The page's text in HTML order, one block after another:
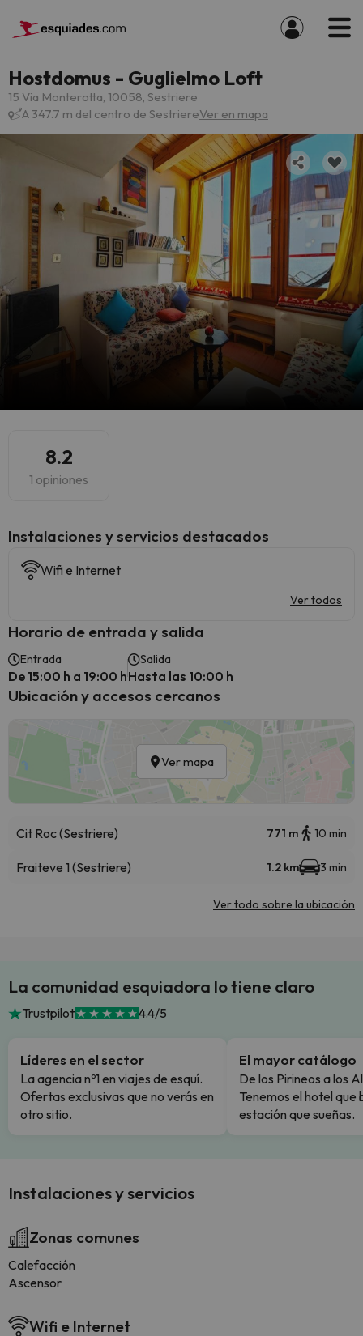
Hostdomus - Guglielmo Loft
15 Via Monterotta, 10058, Sestriere
A 347.7 m del centro de SestriereVer en mapa
8.2
1 opiniones
Instalaciones y servicios destacados
Wifi e Internet
Ver todos
Horario de entrada y salida
Entrada
De 15:00 h a 19:00 h
Salida
Hasta las 10:00 h
Ubicación y accesos cercanos
Ver mapa
Cit Roc (Sestriere) 771 m 10 min
Fraiteve 1 (Sestriere) 1.2 km 3 min
Ver todo sobre la ubicación
La comunidad esquiadora lo tiene claro
Trustpilot 4.4/5
Líderes en el sector
La agencia nº1 en viajes de esquí.
Ofertas exclusivas que no verás en
otro sitio.
El mayor catálogo
De los Pirineos a los
Tenemos el hotel que
estación que sueñas.
Instalaciones y servicios
Zonas comunes
Calefacción
Ascensor
Wifi e Internet